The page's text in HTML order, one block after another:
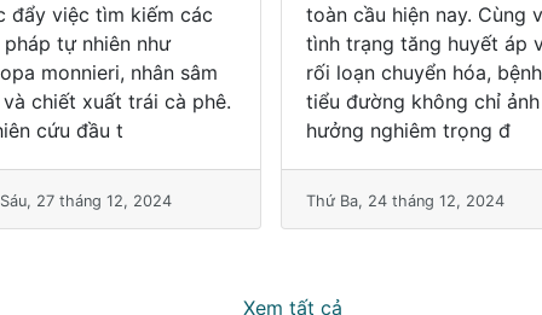
cầu hiện nay. Cùng với
tăng huyết áp và
chuyển hóa, bệnh
đường không chỉ ảnh
nghiêm trọng đ
24 tháng 12, 2024
cổ truyền châu Á, đã trở
thành đối tượng nghiên
khoa học trên toàn cầu.
các thành phần hoạt chất
dạng, đặc biệt l
Thứ Ba, 24 tháng 12, 2024